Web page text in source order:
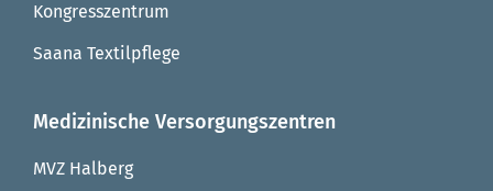
Kongresszentrum
Saana Textilpflege
Medizinische Versorgungszentren
MVZ Halberg